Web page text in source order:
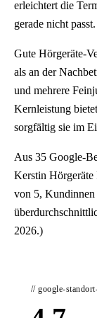
erleichtert die
gerade nicht passt.
Gute Hörgeräte-
als an der
und mehrere
Kernleistung
sorgfältig sie im
Aus 35 Google-
Kerstin
von 5,
2026.)
// google-